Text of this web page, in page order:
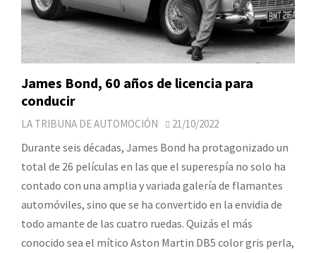
James Bond, 60 años de licencia para
conducir
LA TRIBUNA DE AUTOMOCIÓN 21/10/2022
Durante seis décadas, James Bond ha protagonizado un
total de 26 películas en las que el superespía no solo ha
contado con una amplia y variada galería de flamantes
automóviles, sino que se ha convertido en la envidia de
todo amante de las cuatro ruedas. Quizás el más
conocido sea el mítico Aston Martin DB5 color gris perla,